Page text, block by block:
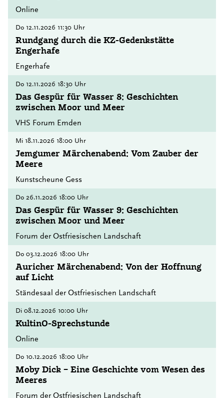
Online
Do 12.11.2026 11:30 Uhr
Rundgang durch die KZ-Gedenkstätte
Engerhafe
Engerhafe
Do 12.11.2026 18:30 Uhr
Das Gespür für Wasser 8: Geschichten
zwischen Moor und Meer
VHS Forum Emden
Mi 18.11.2026 18:00 Uhr
Jemgumer Märchenabend: Vom Zauber der
Meere
Kunstscheune Gess
Do 26.11.2026 18:00 Uhr
Das Gespür für Wasser 9: Geschichten
zwischen Moor und Meer
Forum der Ostfriesischen Landschaft
Do 03.12.2026 18:00 Uhr
Auricher Märchenabend: Von der Hoffnung
auf Licht
Ständesaal der Ostfriesischen Landschaft
Di 08.12.2026 10:00 Uhr
KultinO-Sprechstunde
Online
Do 10.12.2026 18:00 Uhr
Moby Dick – Eine Geschichte vom Wesen des
Meeres
Forum der Ostfriesischen Landschaft